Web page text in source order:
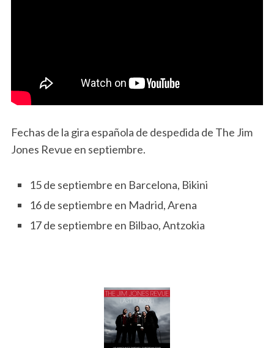
Fechas de la gira española de despedida de The Jim
Jones Revue en septiembre.
15 de septiembre en Barcelona, Bikini
16 de septiembre en Madrid, Arena
17 de septiembre en Bilbao, Antzokia